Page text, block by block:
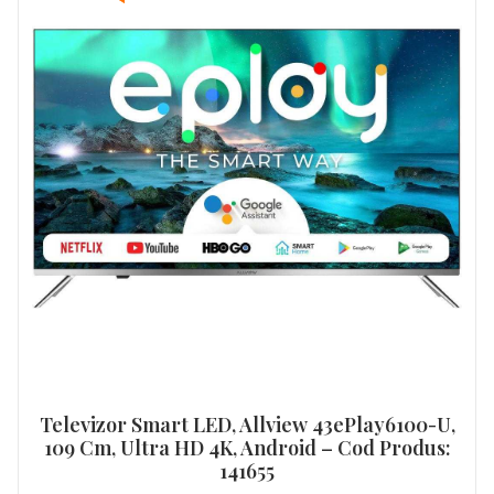
Televizor Smart LED, Allview 43ePlay6100-U,
109 Cm, Ultra HD 4K, Android – Cod Produs:
141655